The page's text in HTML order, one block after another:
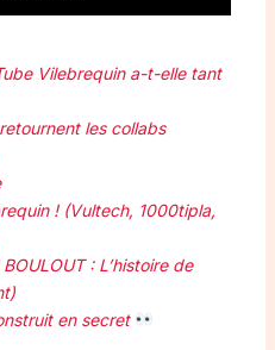
Vilebrequin a-t-elle tant
les collabs
! (Vultech, 1000tipla,
: L’histoire de
en secret